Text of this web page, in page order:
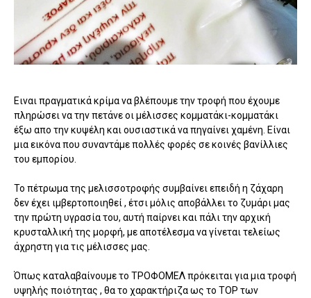
Ειναι πραγματικά κρίμα να βλέπουμε την τροφή που έχουμε
πληρώσει να την πετάνε οι μέλισσες κομματάκι-κομματάκι
έξω απο την κυψέλη και ουσιαστικά να πηγαίνει χαμένη. Είναι
μια εικόνα που συναντάμε πολλές φορές σε κοινές βανίλλιες
του εμπορίου.
Το πέτρωμα της μελισσοτροφής συμβαίνει επειδή η ζάχαρη
δεν έχει ιμβερτοποιηθεί , έτσι μόλις αποβάλλει το ζυμάρι μας
την πρώτη υγρασία του, αυτή παίρνει και πάλι την αρχική
κρυσταλλική της μορφή, με αποτέλεσμα να γίνεται τελείως
άχρηστη για τις μέλισσες μας.
Όπως καταλαβαίνουμε το ΤΡΟΦΟΜΕΛ πρόκειται για μια τροφή
υψηλής ποιότητας , θα το χαρακτήριζα ως το TOP των